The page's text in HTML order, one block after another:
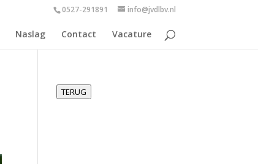
0527-291891 info@jvdlbv.nl
Naslag Contact Vacature
TERUG